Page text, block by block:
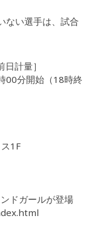
ない選手は、試合
計量］
分開始（18時終
1F
ドガールが登場